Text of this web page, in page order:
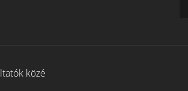
közé